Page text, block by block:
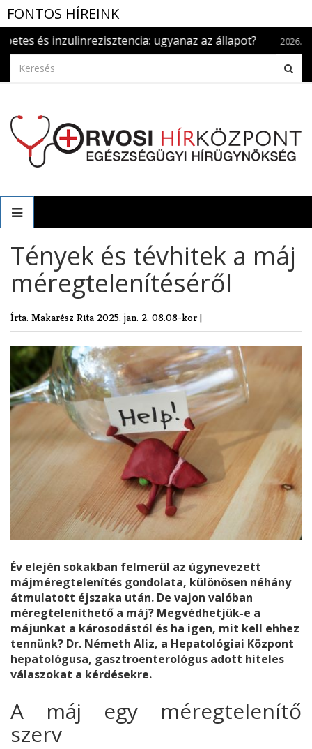
FONTOS HÍREINK
inzulinrezisztencia: ugyanaz az állapot? 2026.aug. 5.
Tények és tévhitek a máj
méregtelenítéséről
Írta: Makarész Rita 2025. jan. 2. 08:08-kor |
Év elején sokakban felmerül az úgynevezett
májméregtelenítés gondolata, különösen néhány
átmulatott éjszaka után. De vajon valóban
méregteleníthető a máj? Megvédhetjük-e a
májunkat a károsodástól és ha igen, mit kell ehhez
tennünk? Dr. Németh Aliz, a Hepatológiai Központ
hepatológusa, gasztroenterológus adott hiteles
válaszokat a kérdésekre.
A máj egy méregtelenítő
szerv